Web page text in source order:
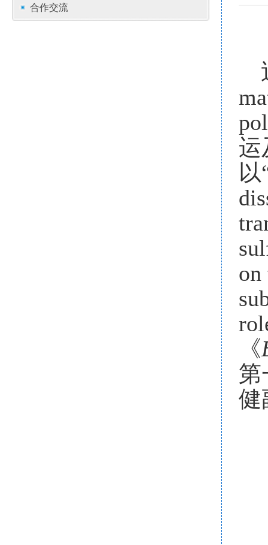
合作交流
运
以
on
《
第
健